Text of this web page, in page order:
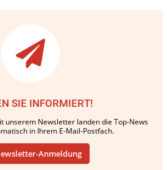
SIE INFORMIERT!
unserem Newsletter landen die Top-News
in Ihrem E-Mail-Postfach.
Anmeldung